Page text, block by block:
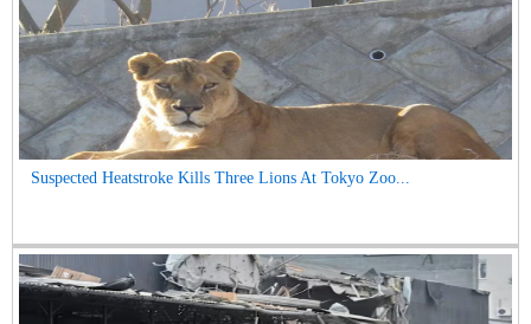
Suspected Heatstroke Kills Three Lions At Tokyo Zoo...